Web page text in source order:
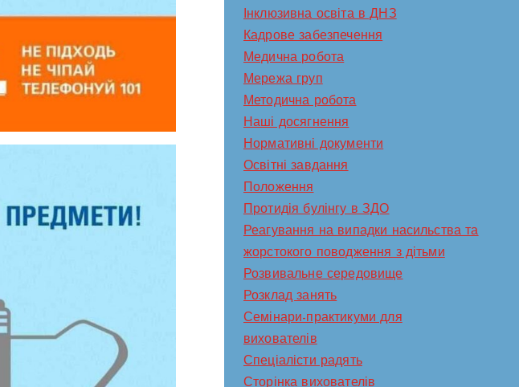
Інклюзивна освіта в ДНЗ
Кадрове забезпечення
Медична робота
Мережа груп
Методична робота
Наші досягнення
Нормативні документи
Освітні завдання
Положення
Протидія булінгу в ЗДО
Реагування на випадки насильства та
жорстокого поводження з дітьми
Розвивальне середовище
Розклад занять
Семінари-практикуми для
вихователів
Спеціалісти радять
Сторінка вихователів